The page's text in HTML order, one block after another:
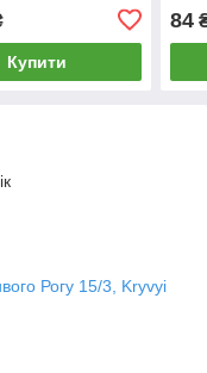
Купити
84
Рогу 15/3, Kryvyi